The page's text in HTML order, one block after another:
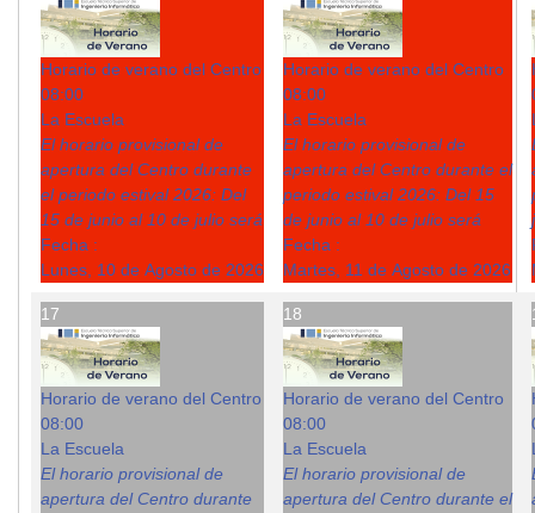
Horario de verano del Centro
08:00
La Escuela
El horario provisional de
apertura del Centro durante
el periodo estival 2026: Del
15 de junio al 10 de julio será
Fecha :
Lunes, 10 de Agosto de 2026
Horario de verano del Centro
08:00
La Escuela
El horario provisional de
apertura del Centro durante el
periodo estival 2026: Del 15
de junio al 10 de julio será
Fecha :
Martes, 11 de Agosto de 2026
17
Horario de verano del Centro
08:00
La Escuela
El horario provisional de
apertura del Centro durante
18
Horario de verano del Centro
08:00
La Escuela
El horario provisional de
apertura del Centro durante el